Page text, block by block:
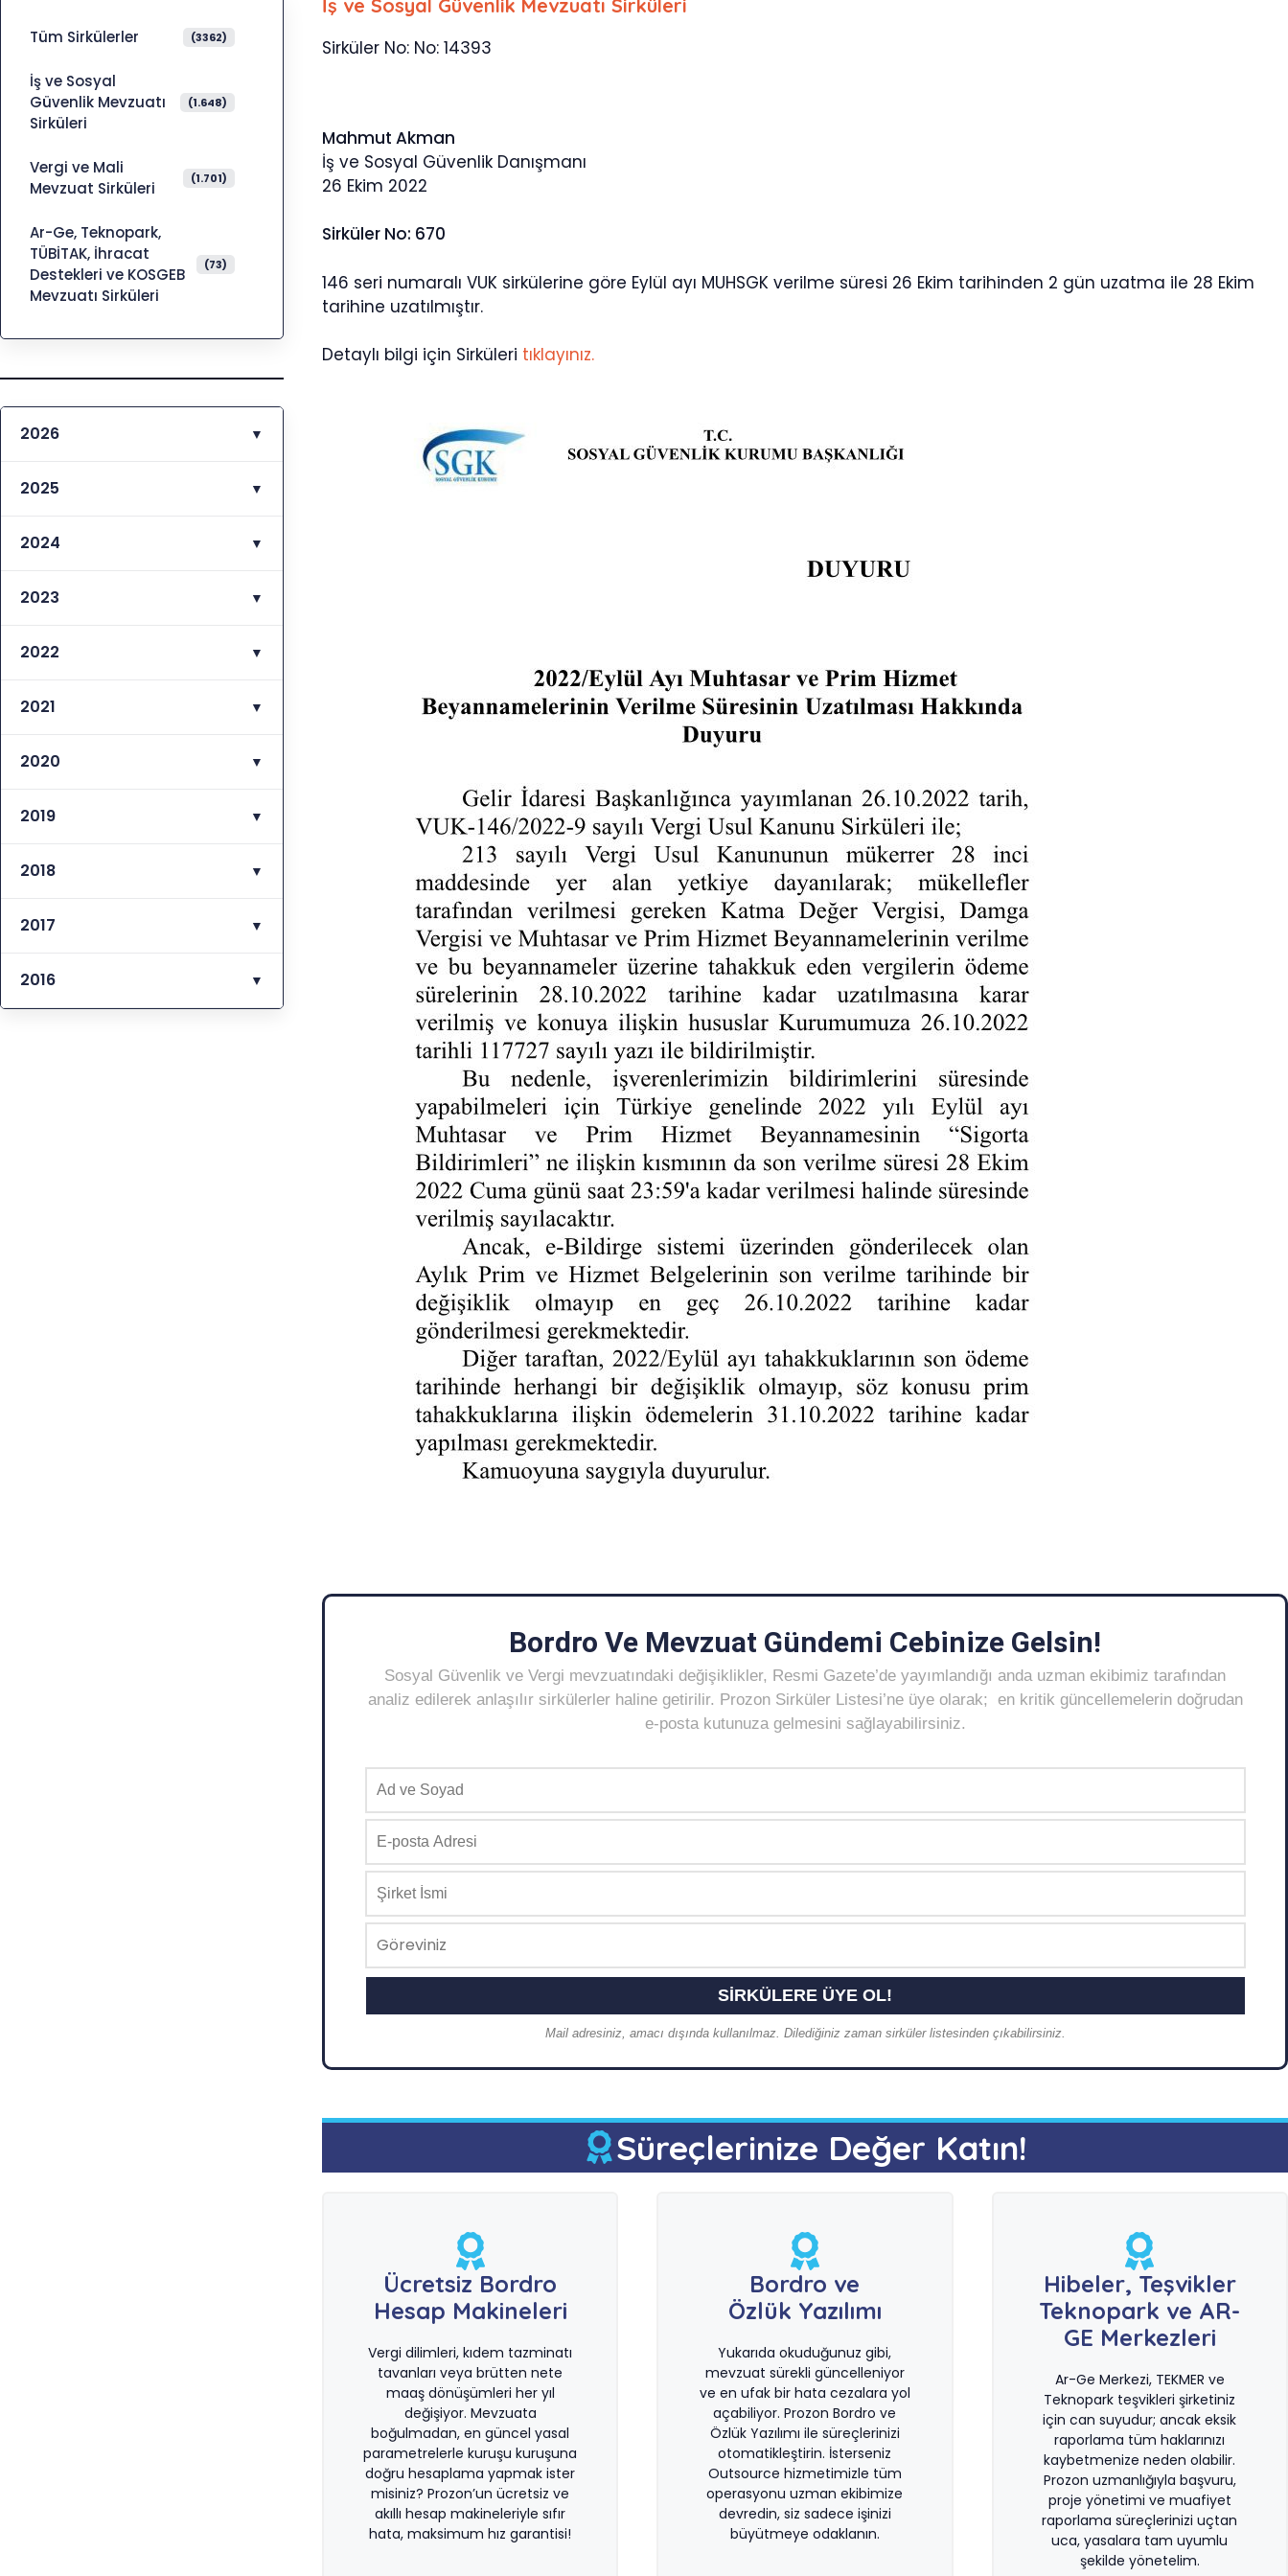
İş ve Sosyal Güvenlik Mevzuatı Sirküleri
Sirküler No: No: 14393
Mahmut Akman
İş ve Sosyal Güvenlik Danışmanı
26 Ekim 2022
Sirküler No: 670
146 seri numaralı VUK sirkülerine göre Eylül ayı MUHSGK verilme süresi 26 Ekim tarihinden 2 gün uzatma ile 28 Ekim
tarihine uzatılmıştır.
Detaylı bilgi için Sirküleri tıklayınız.
Bordro Ve Mevzuat Gündemi Cebinize Gelsin!
Sosyal Güvenlik ve Vergi mevzuatındaki değişiklikler, Resmi Gazete’de yayımlandığı anda uzman ekibimiz tarafından
analiz edilerek anlaşılır sirkülerler haline getirilir. Prozon Sirküler Listesi’ne üye olarak; en kritik güncellemelerin doğrudan
e-posta kutunuza gelmesini sağlayabilirsiniz.
Mail adresiniz, amacı dışında kullanılmaz. Dilediğiniz zaman sirküler listesinden çıkabilirsiniz.
Süreçlerinize Değer Katın!
Ücretsiz Bordro
Hesap Makineleri
Vergi dilimleri, kıdem tazminatı
tavanları veya brütten nete
maaş dönüşümleri her yıl
değişiyor. Mevzuata
boğulmadan, en güncel yasal
parametrelerle kuruşu kuruşuna
doğru hesaplama yapmak ister
misiniz? Prozon’un ücretsiz ve
akıllı hesap makineleriyle sıfır
hata, maksimum hız garantisi!
Bordro ve
Özlük Yazılımı
Yukarıda okuduğunuz gibi,
mevzuat sürekli güncelleniyor
ve en ufak bir hata cezalara yol
açabiliyor. Prozon Bordro ve
Özlük Yazılımı ile süreçlerinizi
otomatikleştirin. İsterseniz
Outsource hizmetimizle tüm
operasyonu uzman ekibimize
devredin, siz sadece işinizi
büyütmeye odaklanın.
Hibeler, Teşvikler
Teknopark ve AR-
GE Merkezleri
Ar-Ge Merkezi, TEKMER ve
Teknopark teşvikleri şirketiniz
için can suyudur; ancak eksik
raporlama tüm haklarınızı
kaybetmenize neden olabilir.
Prozon uzmanlığıyla başvuru,
proje yönetimi ve muafiyet
raporlama süreçlerinizi uçtan
uca, yasalara tam uyumlu
şekilde yönetelim.
Tüm Sirkülerler (3362)
İş ve Sosyal
Güvenlik Mevzuatı
Sirküleri
(1.648)
Vergi ve Mali
Mevzuat Sirküleri
(1.701)
Ar-Ge, Teknopark,
TÜBİTAK, İhracat
Destekleri ve KOSGEB
Mevzuatı Sirküleri
(73)
2026 ▼
2025 ▼
2024 ▼
2023 ▼
2022 ▼
2021 ▼
2020 ▼
2019 ▼
2018 ▼
2017 ▼
2016 ▼